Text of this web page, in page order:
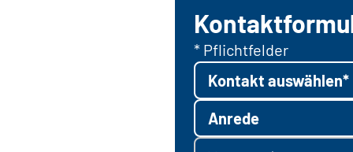
* Pflichtfelder
Kontakt auswählen*
Anrede